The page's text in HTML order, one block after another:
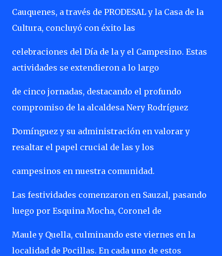
Cauquenes, a través de PRODESAL y la Casa de la
Cultura, concluyó con éxito las
celebraciones del Día de la y el Campesino. Estas
actividades se extendieron a lo largo
de cinco jornadas, destacando el profundo
compromiso de la alcaldesa Nery Rodríguez
Domínguez y su administración en valorar y
resaltar el papel crucial de las y los
campesinos en nuestra comunidad.
Las festividades comenzaron en Sauzal, pasando
luego por Esquina Mocha, Coronel de
Maule y Quella, culminando este viernes en la
localidad de Pocillas. En cada uno de estos